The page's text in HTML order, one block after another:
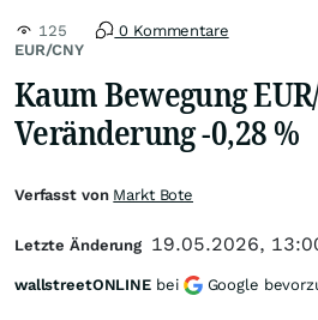
EUR/CNY
125 0 Kommentare
Kaum Bewegung
Veränderung -0,28 %
Verfasst von Markt Bote
Letzte Änderung 19.05.2026,
wallstreetONLINE bei Google